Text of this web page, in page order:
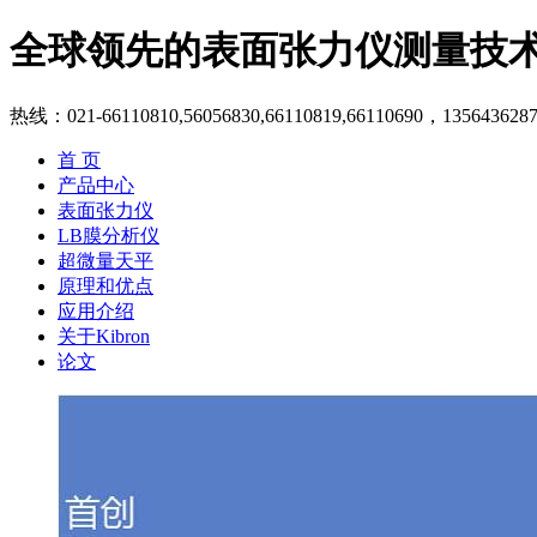
全球领先的表面张力仪测量
热线：021-66110810,56056830,66110819,66110690，
首 页
产品中心
表面张力仪
LB膜分析仪
超微量天平
原理和优点
应用介绍
关于Kibron
论文